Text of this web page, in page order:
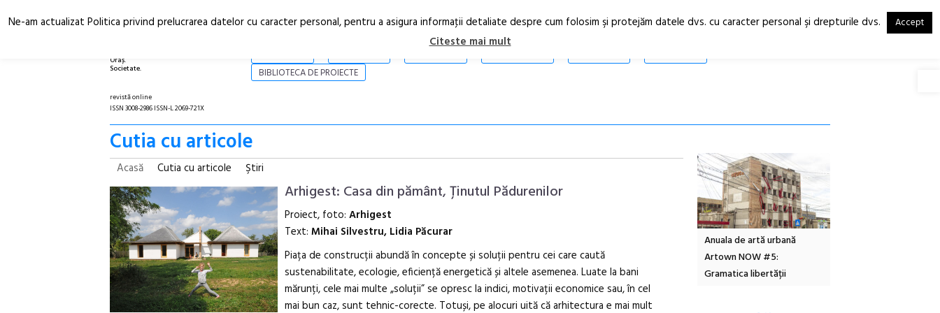
Oraș.
Societate.
RO
EN
BIBLIOTECA DE PROIECTE
revistă online
ISSN 3008-2986 ISSN-L 2069-721X
Cutia cu articole
Acasă Cutia cu articole Ştiri
Arhigest: Casa din pământ, Ținutul Pădurenilor
Proiect, foto: Arhigest
Text: Mihai Silvestru, Lidia Păcurar
Piața de construcții abundă în concepte și soluții pentru cei care caută
sustenabilitate, ecologie, eficiență energetică și altele asemenea. Luate la bani
mărunți, cele mai multe „soluții” se opresc la indici, motivații economice sau, în cel
mai bun caz, sunt tehnic-corecte. Totuși, pe alocuri uită că arhitectura e mai mult
Awards 2026
Anuala de artă urbană
Artown NOW #5:
Gramatica libertății
Ne-am actualizat Politica privind prelucrarea datelor cu caracter personal, pentru a asigura informaţii detaliate despre cum folosim şi protejăm datele dvs. cu caracter personal şi drepturile dvs. Accept
Citeste mai mult